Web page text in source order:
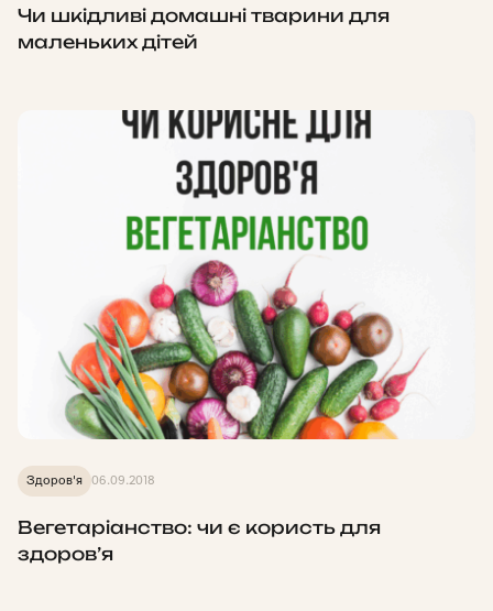
Чи шкідливі домашні тварини для
маленьких дітей
Здоров'я 06.09.2018
Вегетаріанство: чи є користь для
здоров’я